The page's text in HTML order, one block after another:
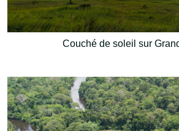
Couché de soleil sur